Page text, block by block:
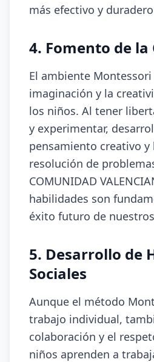
más efectivo y
4. Fomento de
El ambiente
imaginación y la
los niños. Al tener
y experimentar,
pensamiento creativo y
resolución de
COMUNIDAD
habilidades son
éxito futuro de
5. Desarrollo de
Sociales
Aunque el método
trabajo individual,
colaboración y el
niños aprenden a